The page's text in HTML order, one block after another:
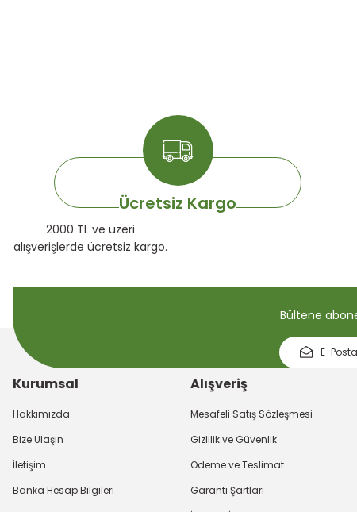
Ücretsiz Kargo
2000 TL ve üzeri
alışverişlerde ücretsiz kargo.
Bültene
Kurumsal
Hakkımızda
Bize Ulaşın
İletişim
Banka Hesap Bilgileri
Alışveriş
Mesafeli Satış Sözleşmesi
Gizlilik ve Güvenlik
Ödeme ve Teslimat
Garanti Şartları